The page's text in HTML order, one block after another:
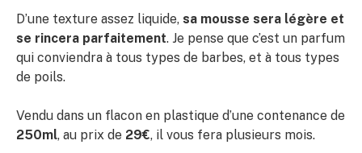
D’une texture assez liquide, sa mousse sera légère et
se rincera parfaitement. Je pense que c’est un parfum
qui conviendra à tous types de barbes, et à tous types
de poils.
Vendu dans un flacon en plastique d’une contenance de
250ml, au prix de 29€, il vous fera plusieurs mois.